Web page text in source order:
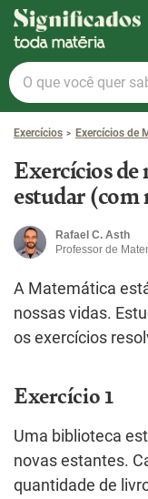
Significados
O
que
você
quer
saber
hoje?
Exercícios Exercícios de
Exercícios de
estudar (com
Rafael C. Asth
Professor de
A Matemática
nossas vidas.
os exercícios
Exercício 1
Uma biblioteca
novas estantes.
quantidade de